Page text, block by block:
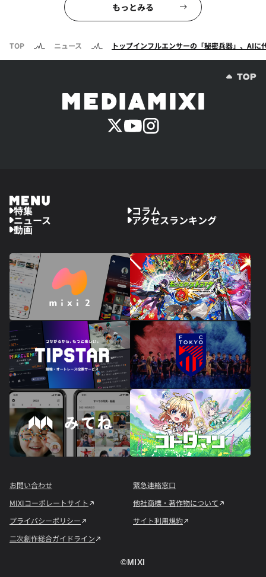
もっとみる
TOP ニュース トップインフルエンサーの「秘密兵器」、AIに
特集 コラム
ニュース アクセスランキング
動画
お問い合わせ
緊急連絡窓口
MIXIコーポレートサイト
他社商標・著作物について
プライバシーポリシー
サイト利用規約
二次創作総合ガイドライン
©︎MIXI